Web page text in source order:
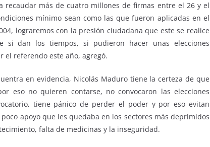
recaudar más de cuatro millones de firmas entre el 26 y el
mínimo sean como las que fueron aplicadas en el
lograremos con la presión ciudadana que este se realice
si dan los tiempos, si pudieron hacer unas elecciones
el referendo este año, agregó.
en evidencia, Nicolás Maduro tiene la certeza de que
eso no quieren contarse, no convocaron las elecciones
tiene pánico de perder el poder y por eso evitan
apoyo que les quedaba en los sectores más deprimidos
falta de medicinas y la inseguridad.